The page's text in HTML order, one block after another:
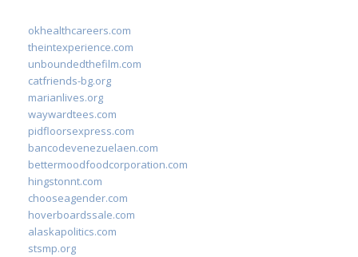
okhealthcareers.com
theintexperience.com
unboundedthefilm.com
catfriends-bg.org
marianlives.org
waywardtees.com
pidfloorsexpress.com
bancodevenezuelaen.com
bettermoodfoodcorporation.com
hingstonnt.com
chooseagender.com
hoverboardssale.com
alaskapolitics.com
stsmp.org